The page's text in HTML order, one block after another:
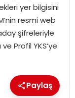
yer bilgisini
resmi web
şifreleriyle
ve Profil YKS’ye
Paylaş